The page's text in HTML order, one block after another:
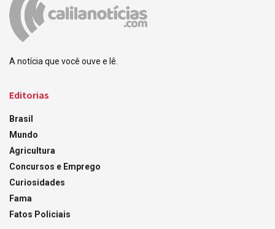
A notícia que você ouve e lê.
Editorias
Brasil
Mundo
Agricultura
Concursos e Emprego
Curiosidades
Fama
Fatos Policiais